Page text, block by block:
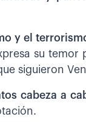
y el
su
siguieron
cabeza a